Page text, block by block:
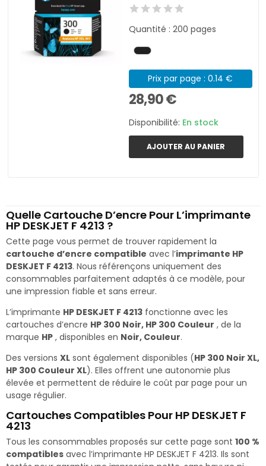
Quantité : 200 pages
Prix par page : 0.14 €
28,90 €
Disponibilité: En stock
AJOUTER AU PANIER
Quelle Cartouche D’encre Pour L’imprimante
HP DESKJET F 4213 ?
Cette page vous permet de trouver rapidement la
cartouche d’encre compatible avec l’imprimante HP
DESKJET F 4213. Nous référençons uniquement des
consommables parfaitement adaptés à ce modèle, pour
une impression fiable et sans erreur.
L’imprimante HP DESKJET F 4213 fonctionne avec les
cartouches d’encre HP 300 Noir, HP 300 Couleur , de la
marque HP , disponibles en Noir, Couleur.
Des versions XL sont également disponibles (HP 300 Noir XL,
HP 300 Couleur XL). Elles offrent une autonomie plus
élevée et permettent de réduire le coût par page pour un
usage régulier.
Cartouches Compatibles Pour HP DESKJET F
4213
Tous les consommables proposés sur cette page sont 100 %
compatibles avec l’imprimante HP DESKJET F 4213. Ils sont